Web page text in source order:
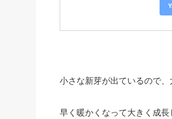
小さな新芽が出ているので、
早く暖かくなって大きく成長